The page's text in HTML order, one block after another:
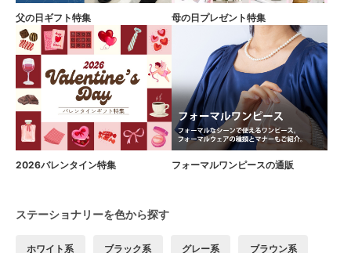
父の日ギフト特集 母の日プレゼント特集
2026バレンタイン特集 フォーマルワンピースの通販
ステーショナリーを色から探す
ホワイト系 ブラック系 グレー系 ブラウン系